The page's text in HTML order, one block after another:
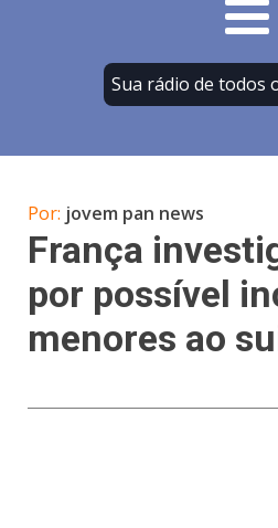
Sua rádio de todos
Por: jovem pan news
França
por possível
menores ao